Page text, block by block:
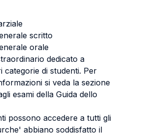
scritto
orale
dedicato a
categorie di studenti. Per
si veda la sezione
esami della Guida dello
possono accedere a tutti gli
abbiano soddisfatto il